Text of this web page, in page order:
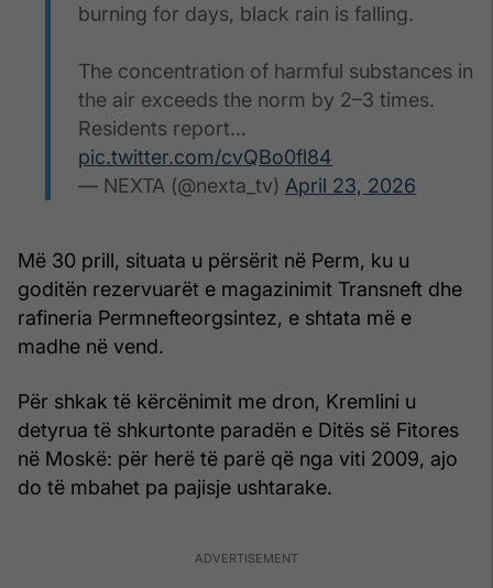
burning for days, black rain is falling.
The concentration of harmful substances in
the air exceeds the norm by 2–3 times.
Residents report…
pic.twitter.com/cvQBo0fl84
— NEXTA (@nexta_tv) April 23, 2026
Më 30 prill, situata u përsërit në Perm, ku u
goditën rezervuarët e magazinimit Transneft dhe
rafineria Permnefteorgsintez, e shtata më e
madhe në vend.
Për shkak të kërcënimit me dron, Kremlini u
detyrua të shkurtonte paradën e Ditës së Fitores
në Moskë: për herë të parë që nga viti 2009, ajo
do të mbahet pa pajisje ushtarake.